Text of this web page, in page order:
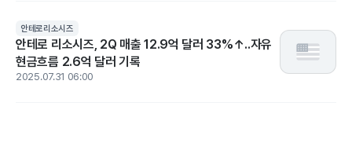
안테로리소시즈
안테로 리소시즈, 2Q 매출 12.9억 달러 33%↑..자유
현금흐름 2.6억 달러 기록
2025.07.31 06:00